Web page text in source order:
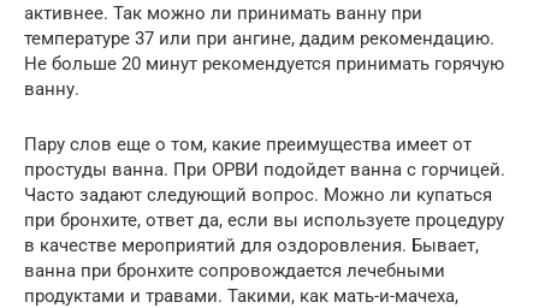
активнее. Так можно ли принимать ванну при
температуре 37 или при ангине, дадим рекомендацию.
Не больше 20 минут рекомендуется принимать горячую
ванну.
Пару слов еще о том, какие преимущества имеет от
простуды ванна. При ОРВИ подойдет ванна с горчицей.
Часто задают следующий вопрос. Можно ли купаться
при бронхите, ответ да, если вы используете процедуру
в качестве мероприятий для оздоровления. Бывает,
ванна при бронхите сопровождается лечебными
продуктами и травами. Такими, как мать-и-мачеха,